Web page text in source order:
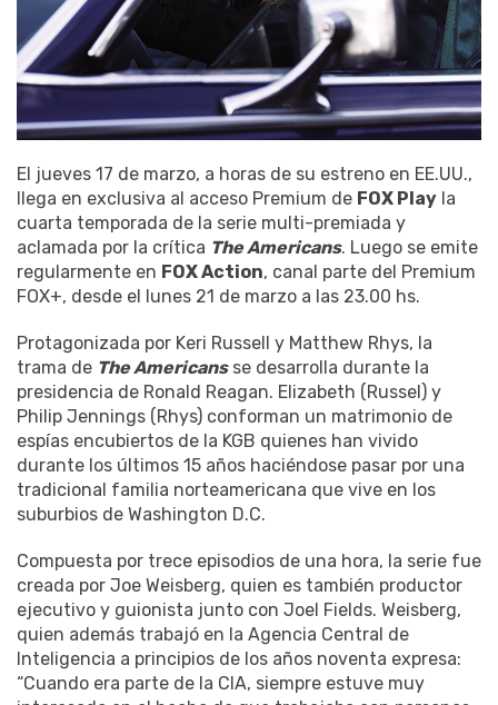
El jueves 17 de marzo, a horas de su estreno en EE.UU.,
llega en exclusiva al acceso Premium de FOX Play la
cuarta temporada de la serie multi-premiada y
aclamada por la crítica The Americans. Luego se emite
regularmente en FOX Action, canal parte del Premium
FOX+, desde el lunes 21 de marzo a las 23.00 hs.
Protagonizada por Keri Russell y Matthew Rhys, la
trama de The Americansse desarrolla durante la
presidencia de Ronald Reagan. Elizabeth (Russel) y
Philip Jennings (Rhys) conforman un matrimonio de
espías encubiertos de la KGB quienes han vivido
durante los últimos 15 años haciéndose pasar por una
tradicional familia norteamericana que vive en los
suburbios de Washington D.C.
Compuesta por trece episodios de una hora, la serie fue
creada por Joe Weisberg, quien es también productor
ejecutivo y guionista junto con Joel Fields. Weisberg,
quien además trabajó en la Agencia Central de
Inteligencia a principios de los años noventa expresa:
“Cuando era parte de la CIA, siempre estuve muy